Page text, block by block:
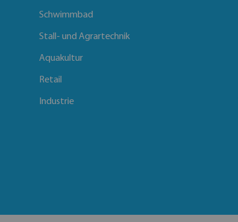
Schwimmbad
Stall- und Agrartechnik
Aquakultur
Retail
Industrie